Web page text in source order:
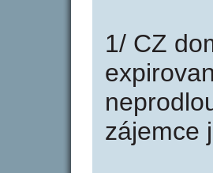
1/ CZ
zájemce